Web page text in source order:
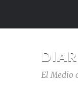
El Medio